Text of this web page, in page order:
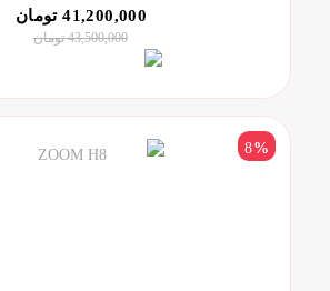
41,200,000 تومان
43,500,000 تومان
8%